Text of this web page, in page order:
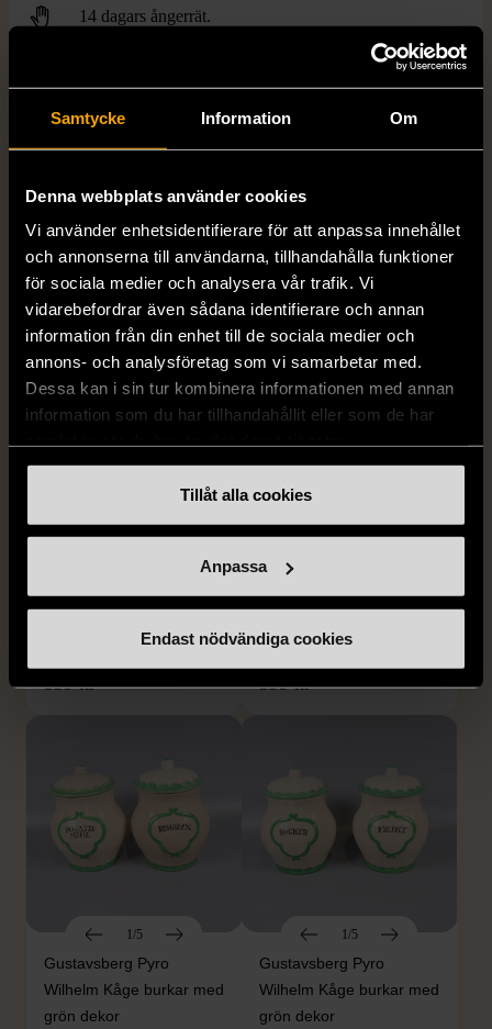
Samtycke Information Om
Denna webbplats använder cookies
Vi använder enhetsidentifierare för att anpassa innehållet
och annonserna till användarna, tillhandahålla funktioner
för sociala medier och analysera vår trafik. Vi
vidarebefordrar även sådana identifierare och annan
information från din enhet till de sociala medier och
annons- och analysföretag som vi samarbetar med.
Dessa kan i sin tur kombinera informationen med annan
information som du har tillhandahållit eller som de har
Tillåt alla cookies
Anpassa
Endast nödvändiga cookies
14 dagars ångerrät.
FRÅN SAMMA VARUMÄRKE
Hitta produkter från samma varumärke
GUSTAVSBERG
Wilhelm Kåge burkar med
grön dekor
599 kr
GUSTAVSBERG
Wilhelm Kåge burkar med
grön dekor
Gott skick
599 kr
1/5
Gustavsberg Pyro
Wilhelm Kåge burkar med
grön dekor
1/5
Gustavsberg Pyro
Wilhelm Kåge burkar med
grön dekor